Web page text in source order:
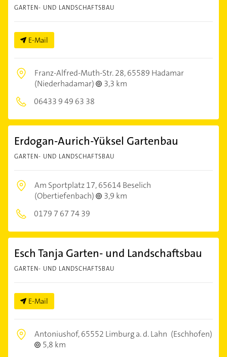
GARTEN- UND LANDSCHAFTSBAU
E-Mail
Franz-Alfred-Muth-Str. 28,65589 Hadamar
(Niederhadamar)
3,3 km
06433 9 49 63 38
Erdogan-Aurich-Yüksel Gartenbau
GARTEN- UND LANDSCHAFTSBAU
Am Sportplatz 17,65614 Beselich
(Obertiefenbach)
3,9 km
0179 7 67 74 39
Esch Tanja Garten- und Landschaftsbau
GARTEN- UND LANDSCHAFTSBAU
E-Mail
Antoniushof,65552 Limburg a. d. Lahn (Eschhofen)
5,8 km